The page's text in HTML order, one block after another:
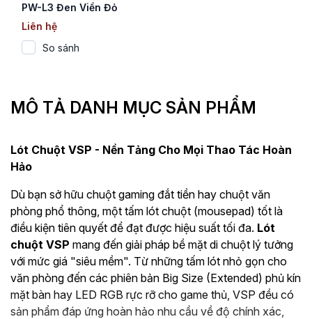
PW-L3 Đen Viền Đỏ
(League Of Legends /
Chống Nước /
780x300x5mm)
Liên hệ
So sánh
MÔ TẢ DANH MỤC SẢN PHẨM
Lót Chuột VSP - Nền Tảng Cho Mọi Thao Tác Hoàn
Hảo
Dù bạn sở hữu chuột gaming đắt tiền hay chuột văn
phòng phổ thông, một tấm lót chuột (mousepad) tốt là
điều kiện tiên quyết để đạt được hiệu suất tối đa. Lót
chuột VSP mang đến giải pháp bề mặt di chuột lý tưởng
với mức giá "siêu mềm". Từ những tấm lót nhỏ gọn cho
văn phòng đến các phiên bản Big Size (Extended) phủ kín
mặt bàn hay LED RGB rực rỡ cho game thủ, VSP đều có
sản phẩm đáp ứng hoàn hảo nhu cầu về độ chính xác,